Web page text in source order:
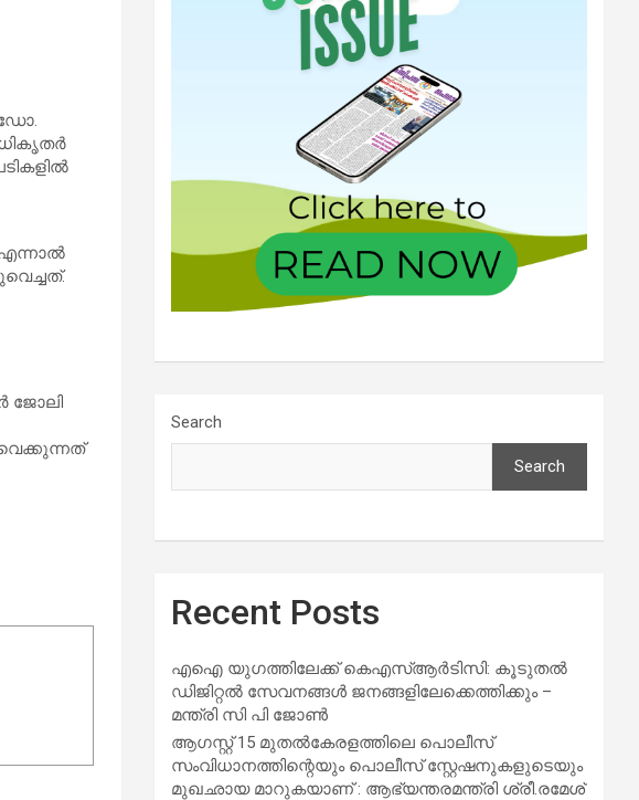
ഡോ.
ജോലി
Search
Search
Recent Posts
എഐ യുഗത്തിലേക്ക് കെഎസ്ആർടിസി: കൂടുതൽ
ഡിജിറ്റൽ സേവനങ്ങൾ ജനങ്ങളിലേക്കെത്തിക്കും –
മന്ത്രി സി പി ജോൺ
ആഗസ്റ്റ് 15 മുതല്‍കേരളത്തിലെ പൊലീസ്
സംവിധാനത്തിന്റെയും പൊലീസ് സ്റ്റേഷനുകളുടെയും
മുഖഛായ മാറുകയാണ് : ആഭ്യന്തരമന്ത്രി ശ്രീ.രമേശ്